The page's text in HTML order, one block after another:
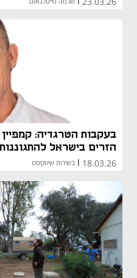
בעקבות הטרגדיה:
הזרים בישראל
18.03.26
| בשירות שיווקיסט